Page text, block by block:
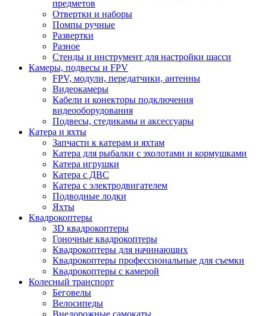
предметов
Отвертки и наборы
Помпы ручные
Развертки
Разное
Стенды и инструмент для настройки шасси
Камеры, подвесы и FPV
FPV, модули, передатчики, антенны
Видеокамеры
Кабели и конекторы подключения
видеооборудования
Подвесы, стедикамы и аксессуары
Катера и яхты
Запчасти к катерам и яхтам
Катера для рыбалки с эхолотами и кормушками
Катера игрушки
Катера с ДВС
Катера с электродвигателем
Подводные лодки
Яхты
Квадрокоптеры
3D квадрокоптеры
Гоночные квадрокоптеры
Квадрокоптеры для начинающих
Квадрокоптеры профессиональные для съемки
Квадрокоптеры с камерой
Колесный транспорт
Беговелы
Велосипеды
Внедорожные самокаты